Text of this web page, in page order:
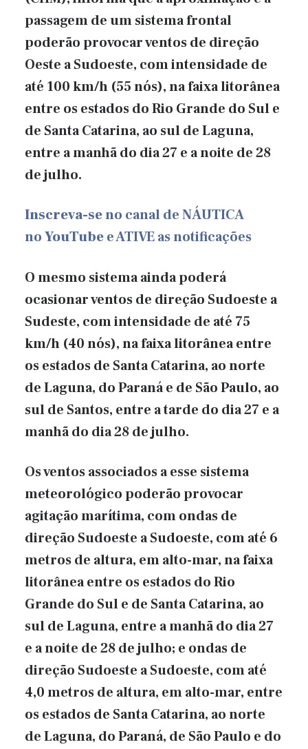
passagem de um sistema frontal
poderão provocar ventos de direção
Oeste a Sudoeste, com intensidade de
até 100 km/h (55 nós), na faixa litorânea
entre os estados do Rio Grande do Sul e
de Santa Catarina, ao sul de Laguna,
entre a manhã do dia 27 e a noite de 28
de julho.
Inscreva-seno canal de NÁUTICA
noYouTubee ATIVE as notificações
O mesmo sistema ainda poderá
ocasionar ventos de direção Sudoeste a
Sudeste, com intensidade de até 75
km/h (40 nós), na faixa litorânea entre
os estados de Santa Catarina, ao norte
de Laguna, do Paraná e de São Paulo, ao
sul de Santos, entre a tarde do dia 27 e a
manhã do dia 28 de julho.
Os ventos associados a esse sistema
meteorológico poderão provocar
agitação marítima, com ondas de
direção Sudoeste a Sudoeste, com até 6
metros de altura, em alto-mar, na faixa
litorânea entre os estados do Rio
Grande do Sul e de Santa Catarina, ao
sul de Laguna, entre a manhã do dia 27
e a noite de 28 de julho; e ondas de
direção Sudoeste a Sudoeste, com até
4,0 metros de altura, em alto-mar, entre
os estados de Santa Catarina, ao norte
de Laguna, do Paraná, de São Paulo e do